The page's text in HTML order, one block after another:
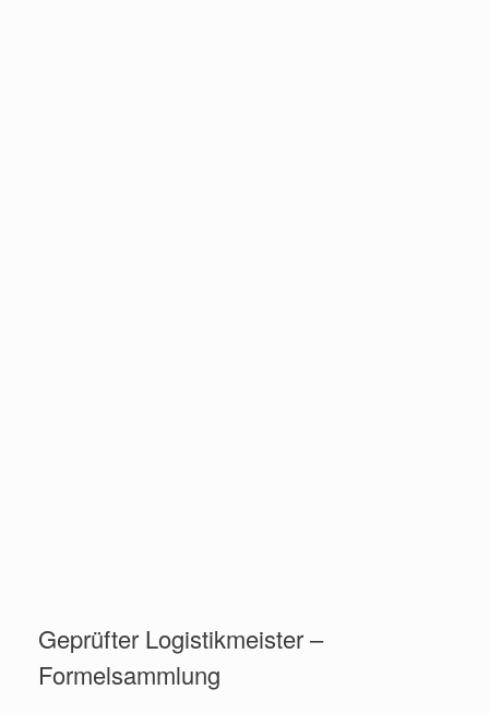
Geprüfter Logistikmeister –
Formelsammlung